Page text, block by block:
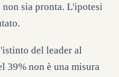
sia pronta. L'ipotesi
del leader al
39% non è una misura